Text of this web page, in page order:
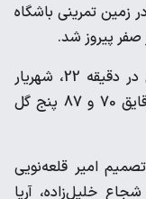
در زمین تمرینی باشگاه
سامان قدوس در دقیقه 3، روزبه چشمی در دقیقه 22، شهریار
مغانلو در دقیقه 36 و مهدی قائدی در دقایق 70 و 87 پنج گل
امیر قلعه‌نویی
خلیل‌زاده، آریا